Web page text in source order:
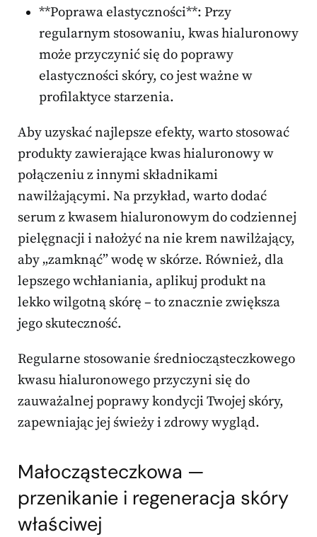
**Poprawa elastyczności**: Przy
regularnym stosowaniu, kwas hialuronowy
może przyczynić się do poprawy
elastyczności skóry, co jest ważne w
profilaktyce starzenia.
Aby uzyskać najlepsze efekty, warto stosować
produkty zawierające kwas hialuronowy w
połączeniu z innymi składnikami
nawilżającymi. Na przykład, warto dodać
serum z kwasem hialuronowym do codziennej
pielęgnacji i nałożyć na nie krem nawilżający,
aby „zamknąć” wodę w skórze. Również, dla
lepszego wchłaniania, aplikuj produkt na
lekko wilgotną skórę – to znacznie zwiększa
jego skuteczność.
Regularne stosowanie średniocząsteczkowego
kwasu hialuronowego przyczyni się do
zauważalnej poprawy kondycji Twojej skóry,
zapewniając jej świeży i zdrowy wygląd.
Małocząsteczkowa —
przenikanie i regeneracja skóry
właściwej